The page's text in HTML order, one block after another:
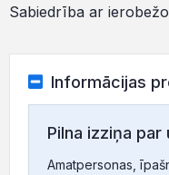
Sabiedrība ar
Informācijas
Pilna izziņa par
Amatpersonas,